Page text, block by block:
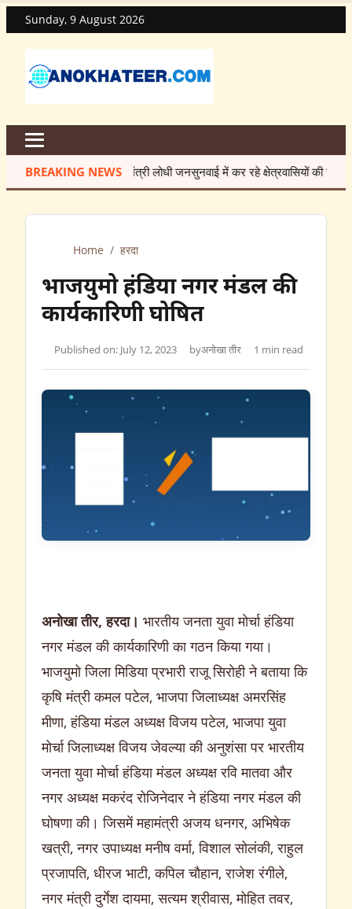
Sunday, 9 August 2026
BREAKING NEWSमंत्री लोधी जनसुनवाई में कर रहे क्षेत्रवासियों की समस्याओं का
Home / हरदा
भाजयुमो हंडिया नगर मंडल की
कार्यकारिणी घोषित
Published on: July 12, 2023 byअनोखा तीर 1 min read
अनोखा तीर, हरदा। भारतीय जनता युवा मोर्चा हंडिया
नगर मंडल की कार्यकारिणी का गठन किया गया।
भाजयुमो जिला मिडिया प्रभारी राजू सिरोही ने बताया कि
कृषि मंत्री कमल पटेल, भाजपा जिलाध्यक्ष अमरसिंह
मीणा, हंडिया मंडल अध्यक्ष विजय पटेल, भाजपा युवा
मोर्चा जिलाध्यक्ष विजय जेवल्या की अनुशंसा पर भारतीय
जनता युवा मोर्चा हंडिया मंडल अध्यक्ष रवि मातवा और
नगर अध्यक्ष मकरंद रोजिनेदार ने हंडिया नगर मंडल की
घोषणा की। जिसमें महामंत्री अजय धनगर, अभिषेक
खत्री, नगर उपाध्यक्ष मनीष वर्मा, विशाल सोलंकी, राहुल
प्रजापति, धीरज भाटी, कपिल चौहान, राजेश रंगीले,
नगर मंत्री दुर्गेश दायमा, सत्यम श्रीवास, मोहित तवर,